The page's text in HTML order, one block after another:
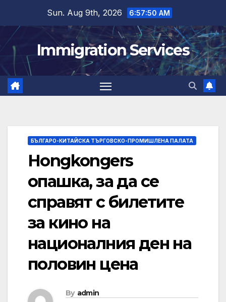
content
Sun. Aug 9th, 2026 6:57:50 AM
Immigration Services
БЪЛГАРО-КИТАЙСКА ТЪРГОВСКО-ПРОМИШЛЕНА ПАЛАТА
Hongkongers
опашка, за да се
справят с билетите
за кино на
националния ден на
половин цена
By admin